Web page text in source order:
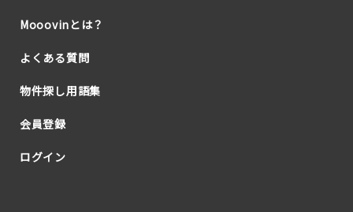
Mooovinとは？
よくある質問
物件探し用語集
会員登録
ログイン